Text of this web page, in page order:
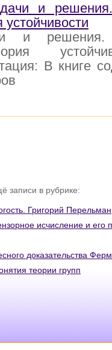
и
и решения.
В книге
записи в рубрике:
Григорий Перельман
исчисление и его
доказательства
теории групп